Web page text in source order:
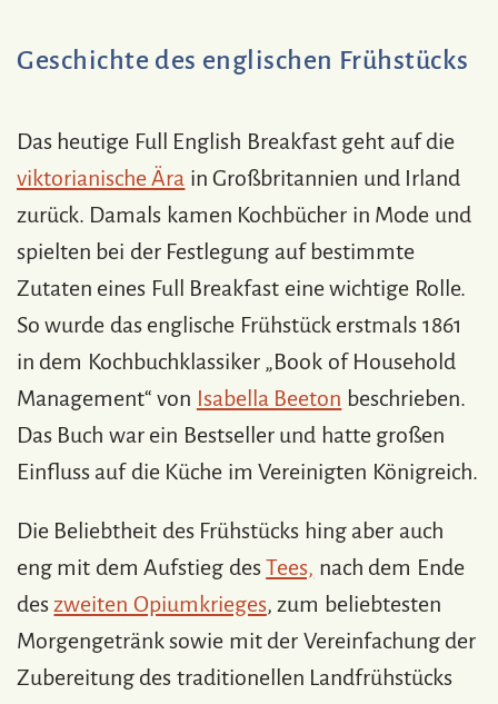
Geschichte des englischen Frühstücks
Das heutige Full English Breakfast geht auf die
viktorianische Ära in Großbritannien und Irland
zurück. Damals kamen Kochbücher in Mode und
spielten bei der Festlegung auf bestimmte
Zutaten eines Full Breakfast eine wichtige Rolle.
So wurde das englische Frühstück erstmals 1861
in dem Kochbuchklassiker „Book of Household
Management“ von Isabella Beeton beschrieben.
Das Buch war ein Bestseller und hatte großen
Einfluss auf die Küche im Vereinigten Königreich.
Die Beliebtheit des Frühstücks hing aber auch
eng mit dem Aufstieg desTees, nach dem Ende
des zweiten Opiumkrieges, zum beliebtesten
Morgengetränk sowie mit der Vereinfachung der
Zubereitung des traditionellen Landfrühstücks